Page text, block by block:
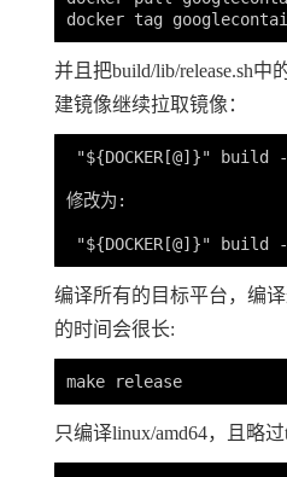
并且把build/lib/release.sh中
建镜像继续拉取镜像：
"${DOCKER[@]}"
修改为:
编译所有的目标平台，编
的时间会很长:
只编译linux/amd64，且略过